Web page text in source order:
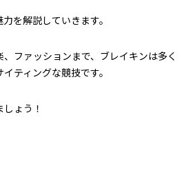
を解説していきます。
ファッションまで、ブレイキンは多く
ティングな競技です。
ょう！